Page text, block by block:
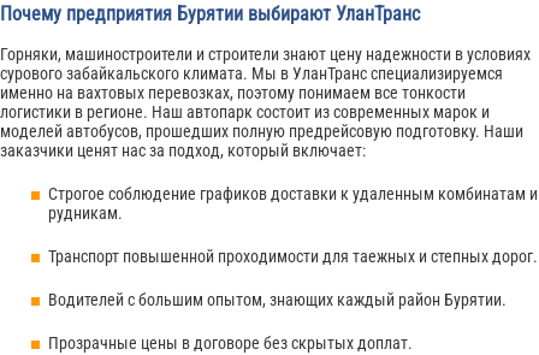
Почему предприятия Бурятии выбирают УланТранс
Горняки, машиностроители и строители знают цену надежности в условиях
сурового забайкальского климата. Мы в УланТранс специализируемся
именно на вахтовых перевозках, поэтому понимаем все тонкости
логистики в регионе. Наш автопарк состоит из современных марок и
моделей автобусов, прошедших полную предрейсовую подготовку. Наши
заказчики ценят нас за подход, который включает:
Строгое соблюдение графиков доставки к удаленным комбинатам и
рудникам.
Транспорт повышенной проходимости для таежных и степных дорог.
Водителей с большим опытом, знающих каждый район Бурятии.
Прозрачные цены в договоре без скрытых доплат.